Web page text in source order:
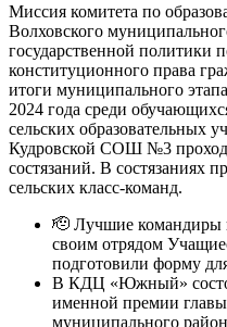
Миссия комитета по
Волховского
государственной политики
конституционного права
итоги муниципального
2024 года среди
сельских образовательных
Кудровской СОШ №3
состязаний. В состязаниях
сельских класс-команд.
🫡 Лучшие командиры
своим отрядом
подготовили форму
В КДЦ «Южный»
именной премии
муниципального